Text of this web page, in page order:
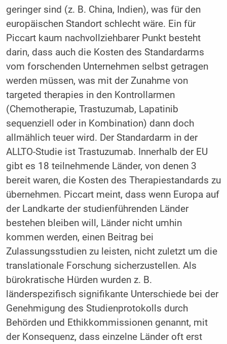
geringer sind (z. B. China, Indien), was für den
europäischen Standort schlecht wäre. Ein für
Piccart kaum nachvollziehbarer Punkt besteht
darin, dass auch die Kosten des Standardarms
vom forschenden Unternehmen selbst getragen
werden müssen, was mit der Zunahme von
targeted therapies in den Kontrollarmen
(Chemotherapie, Trastuzumab, Lapatinib
sequenziell oder in Kombination) dann doch
allmählich teuer wird. Der Standardarm in der
ALLTO-Studie ist Trastuzumab. Innerhalb der EU
gibt es 18 teilnehmende Länder, von denen 3
bereit waren, die Kosten des Therapiestandards zu
übernehmen. Piccart meint, dass wenn Europa auf
der Landkarte der studienführenden Länder
bestehen bleiben will, Länder nicht umhin
kommen werden, einen Beitrag bei
Zulassungsstudien zu leisten, nicht zuletzt um die
translationale Forschung sicherzustellen. Als
bürokratische Hürden wurden z. B.
länderspezifisch signifikante Unterschiede bei der
Genehmigung des Studienprotokolls durch
Behörden und Ethikkommissionen genannt, mit
der Konsequenz, dass einzelne Länder oft erst